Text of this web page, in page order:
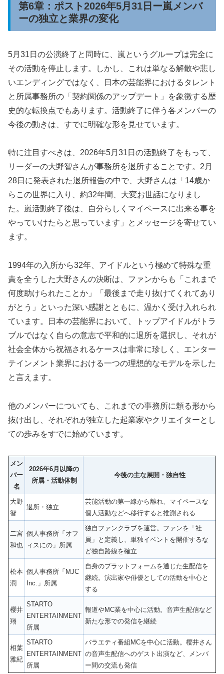
第6章：ポスト2026年5月31日ー嵐メンバ
ーの独立と業界の変化
5月31日の公演終了と同時に、嵐というグループは完全に
その活動を停止します。しかし、これは単なる解散や悲し
いエンディングではなく、日本の芸能界におけるタレント
と所属事務所の「契約関係のアップデート」を象徴する歴
史的な転換点でもあります。活動終了に伴う各メンバーの
今後の動きは、すでに明確な形を見せています。
特に注目すべきは、2026年5月31日の活動終了をもって、
リーダーの大野智さんが事務所を退所することです。2月
28日に発表された退所報告の中で、大野さんは「14歳か
らこの世界に入り、約32年間、大変お世話になりまし
た。嵐活動終了後は、自分らしくマイペースに出来る事を
やっていけたらと思っています」とメッセージを寄せてい
ます。
1994年の入所から32年、アイドルという極めて特殊な重
責を全うした大野さんの決断は、ファンからも「これまで
何度助けられたことか」「最後まで走り抜けてくれてあり
がとう」といった深い感謝とともに、温かく受け入れられ
ています。日本の芸能界において、トップアイドルがトラ
ブルではなく自らの意志で平和的に退所を選択し、それが
社会全体から祝福されるケースは非常に珍しく、エンター
テインメント業界における一つの理想的なモデルを示した
と言えます。
他のメンバーについても、これまでの事務所に頼る形から
抜け出し、それぞれが独立した起業家やクリエイターとし
ての歩みをすでに始めています。
メン
バー
名
2026年6月以降の
所属・活動体制
今後の主な展開・独自性
大野
智
退所・独立
芸能活動の第一線から離れ、マイペースな
個人活動などへ移行すると推測される
二宮
和也
個人事務所「オフ
ィスにの」所属
独自ファンクラブを運営。ファンを「社
員」と定義し、単独イベントを開催するな
ど独自路線を確立
松本
潤
個人事務所「MJC
Inc.」所属
自身のプラットフォームを通じた生配信を
継続。演出家や俳優としての活動を中心と
する
櫻井
翔
STARTO
ENTERTAINMENT
所属
報道やMC業を中心に活動。音声生配信など
新たな形での発信を継続
相葉
雅紀
STARTO
ENTERTAINMENT
所属
バラエティ番組MCを中心に活動。櫻井さん
の音声生配信へのゲスト出演など、メンバ
ー間の交流も発信